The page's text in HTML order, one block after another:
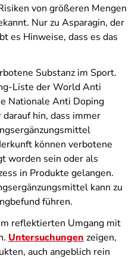
von größeren Mengen
Nur zu Asparagin, der
es Hinweise, dass es das
Substanz im Sport.
Liste der World Anti
Nationale Anti Doping
hin, dass immer
können verbotene
worden sein oder als
in Produkte gelangen.
kann zu
führen.
reflektierten Umgang mit
Untersuchungen zeigen,
auch angeblich rein